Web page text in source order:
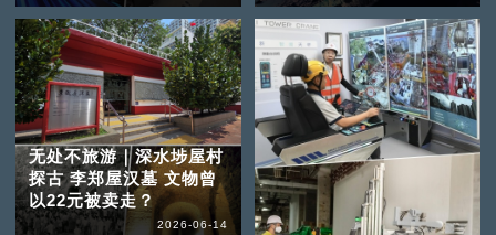
无处不旅游｜深水埗屋村
探古 李郑屋汉墓 文物曾
以22元被卖走？
2026-06-14